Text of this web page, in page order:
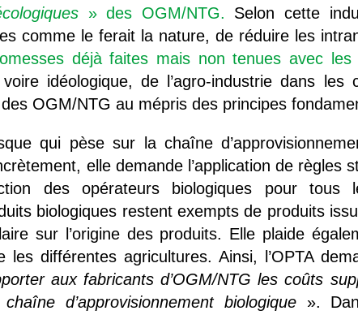
» des OGM/NTG. Selon cette
comme le ferait la nature, de réduire les
déjà faites mais non tenues avec les
idéologique, de l’agro-industrie dans les
OGM/NTG au mépris des principes
qui pèse sur la chaîne
elle demande l’application de règles
des opérateurs biologiques pour tous
biologiques restent exempts de produits
sur l’origine des produits. Elle plaide
différentes agricultures. Ainsi, l’OPTA
aux fabricants d’OGM/NTG les coûts
d’approvisionnement biologique».